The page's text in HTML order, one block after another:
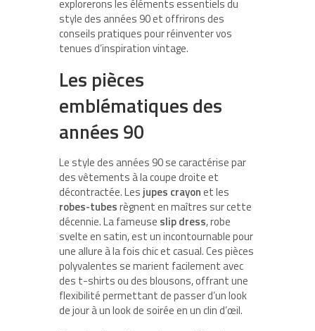
explorerons les éléments essentiels du
style des années 90 et offrirons des
conseils pratiques pour réinventer vos
tenues d’inspiration vintage.
Les pièces
emblématiques des
années 90
Le style des années 90 se caractérise par
des vêtements à la coupe droite et
décontractée. Les jupes crayonet les
robes-tubesrègnent en maîtres sur cette
décennie. La fameuse slip dress, robe
svelte en satin, est un incontournable pour
une allure à la fois chic et casual. Ces pièces
polyvalentes se marient facilement avec
des t-shirts ou des blousons, offrant une
flexibilité permettant de passer d’un look
de jour à un look de soirée en un clin d’œil.